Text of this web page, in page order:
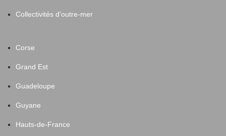
Collectivités d'outre-mer
Corse
Grand Est
Guadeloupe
Guyane
Hauts-de-France